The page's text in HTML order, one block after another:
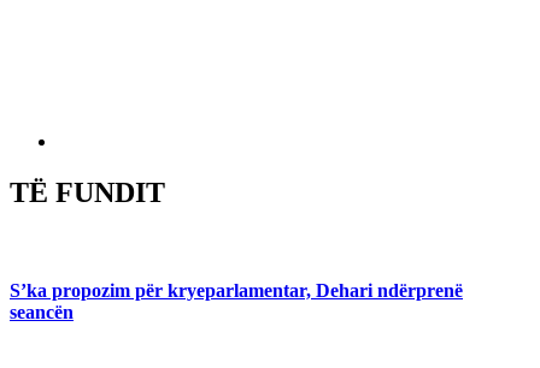
TË FUNDIT
S’ka propozim për kryeparlamentar, Dehari ndërprenë
seancën